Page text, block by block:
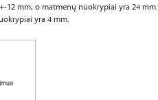
mm, o matmenų nuokrypiai yra 24 mm.
yra 4 mm.